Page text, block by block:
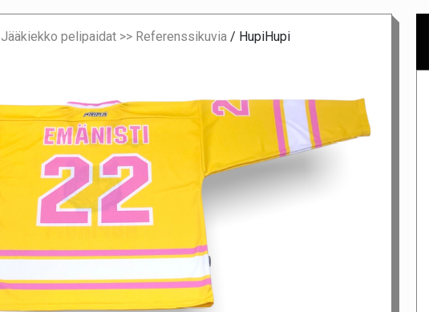
Jääkiekko pelipaidat >> Referenssikuvia / HupiHupi